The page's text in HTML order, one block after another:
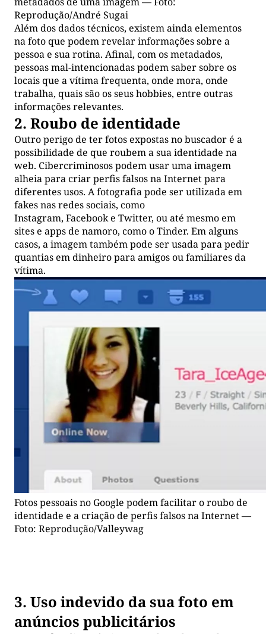
Reprodução/André Sugai
Além dos dados técnicos, existem ainda elementos
na foto que podem revelar informações sobre a
pessoa e sua rotina. Afinal, com os metadados,
pessoas mal-intencionadas podem saber sobre os
locais que a vítima frequenta, onde mora, onde
trabalha, quais são os seus hobbies, entre outras
informações relevantes.
2. Roubo de identidade
Outro perigo de ter fotos expostas no buscador é a
possibilidade de que roubem a sua identidade na
web. Cibercriminosos podem usar uma imagem
alheia para criar perfis falsos na Internet para
diferentes usos. A fotografia pode ser utilizada em
fakes nas redes sociais, como
Instagram, Facebook e Twitter, ou até mesmo em
sites e apps de namoro, como o Tinder. Em alguns
casos, a imagem também pode ser usada para pedir
quantias em dinheiro para amigos ou familiares da
vítima.
Fotos pessoais no Google podem facilitar o roubo de
identidade e a criação de perfis falsos na Internet —
Foto: Reprodução/Valleywag
3. Uso indevido da sua foto em
anúncios publicitários